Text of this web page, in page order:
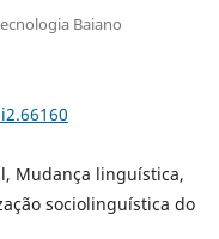
Baiano
Mudança linguística,
sociolinguística do